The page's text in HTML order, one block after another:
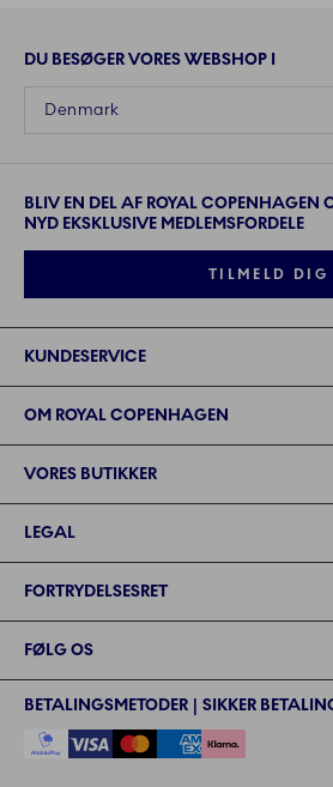
DU BESØGER VORES WEBSHOP I
Denmark
BLIV EN DEL AF ROYAL COPENHAGEN
NYD EKSKLUSIVE MEDLEMSFORDELE
TILMELD DIG
KUNDESERVICE
OM ROYAL COPENHAGEN
VORES BUTIKKER
LEGAL
FORTRYDELSESRET
FØLG OS
BETALINGSMETODER | SIKKER